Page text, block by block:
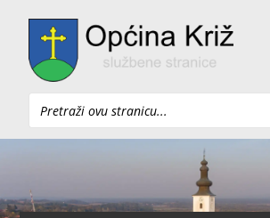
Pretraži